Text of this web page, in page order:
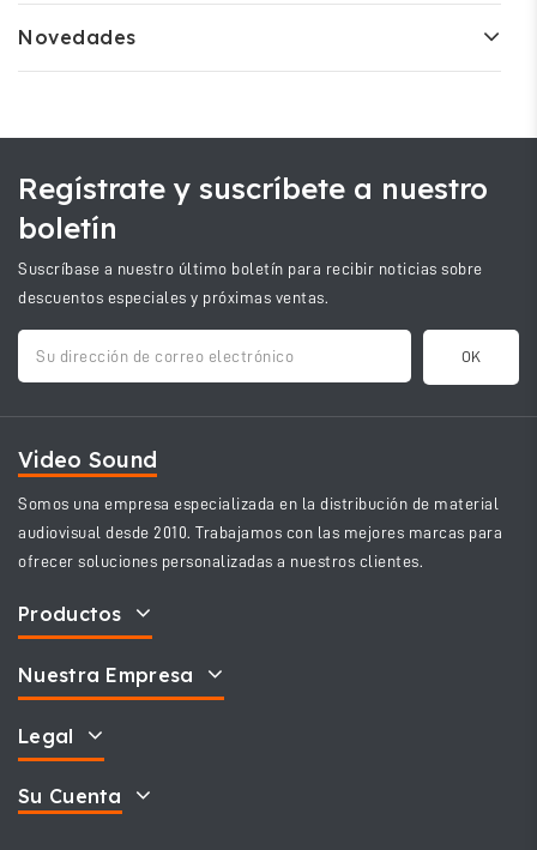
Novedades
Regístrate y suscríbete a nuestro
boletín
Suscríbase a nuestro último boletín para recibir noticias sobre
descuentos especiales y próximas ventas.
Video Sound
Somos una empresa especializada en la distribución de material
audiovisual desde 2010. Trabajamos con las mejores marcas para
ofrecer soluciones personalizadas a nuestros clientes.
Productos
Nuestra Empresa
Legal
Su Cuenta